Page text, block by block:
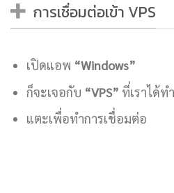
การเชื่อมต่อเข้า VPS
เปิดแอพ “Windows”
ก็จะเจอกับ “VPS” ที่เราได้ท
แตะเพื่อทำการเชื่อมต่อ